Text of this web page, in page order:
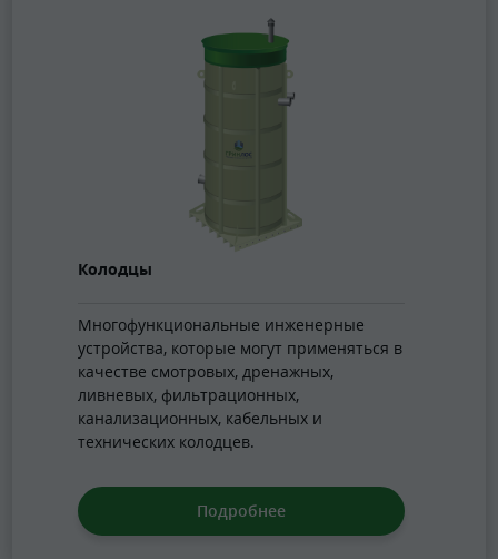
Колодцы
Многофункциональные инженерные
устройства, которые могут применяться в
качестве смотровых, дренажных,
ливневых, фильтрационных,
канализационных, кабельных и
технических колодцев.
Подробнее